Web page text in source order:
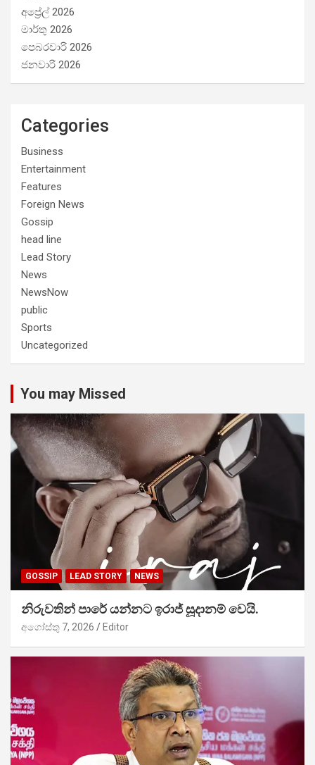
අප්‍රේල් 2026
මාර්තු 2026
පෙබරවාරි 2026
ජනවාරි 2026
Categories
Business
Entertainment
Features
Foreign News
Gossip
head line
Lead Story
News
NewsNow
public
Sports
Uncategorized
You may Missed
GOSSIP LEAD STORY NEWS
නිරුවතින් පාරේ යන්නට ඉරාජ් සූදානම් වෙයි.
අගෝස්තු 7, 2026 Editor